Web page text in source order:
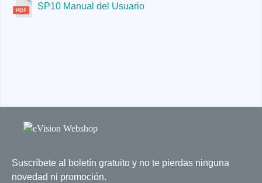
SP10 Manual del Usuario
Suscríbete al boletín gratuito y no te pierdas ninguna
novedad ni promoción.